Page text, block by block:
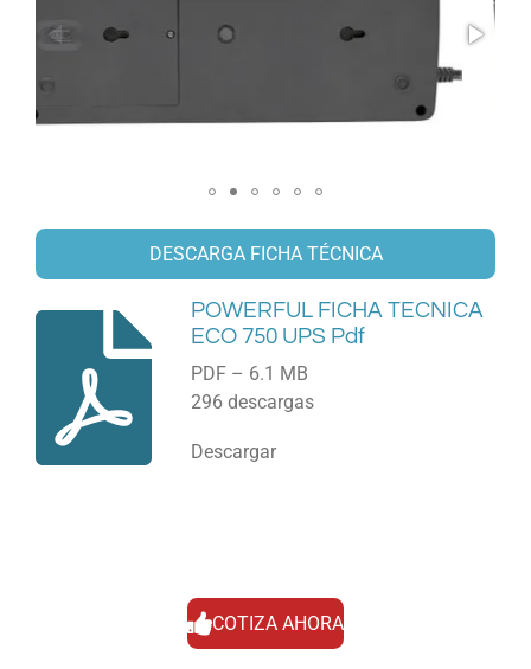
DESCARGA FICHA TÉCNICA
POWERFUL FICHA TECNICA
ECO 750 UPS Pdf
PDF – 6.1 MB
296 descargas
Descargar
COTIZA AHORA